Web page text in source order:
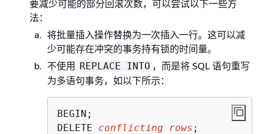
要减少可能的部分回滚次数，可以尝试以下一些方
法：
将批量插入操作替换为一次插入一行。这可以减
少可能存在冲突的事务持有锁的时间量。
不使用 REPLACE INTO ，而是将 SQL 语句重写
为多语句事务，如以下所示：
BEGIN;
DELETE conflicting rows ;